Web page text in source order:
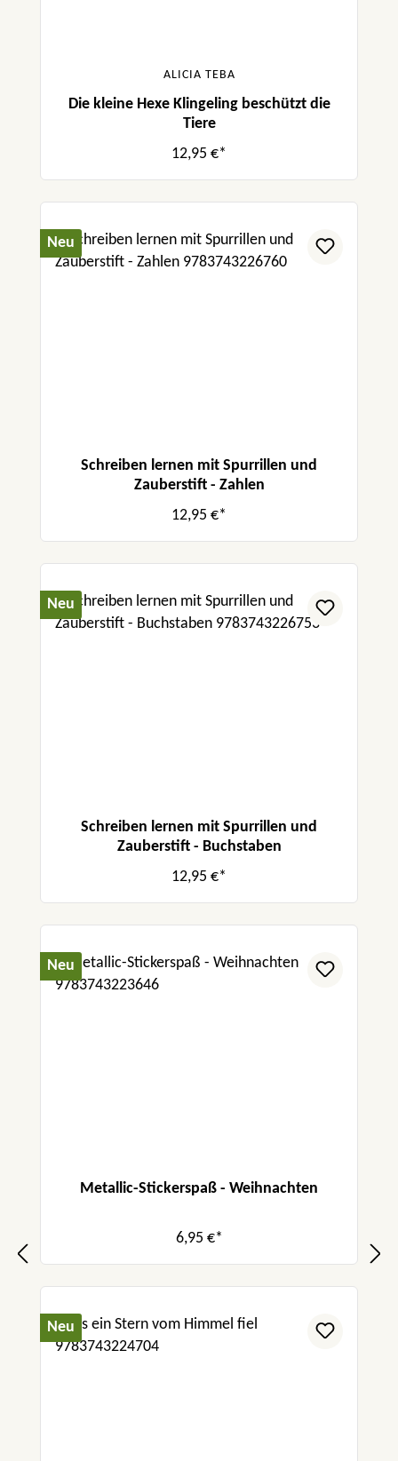
ALICIA TEBA
Die kleine Hexe Klingeling beschützt die
Tiere
12,95 €*
Neu
Schreiben lernen mit Spurrillen und
Zauberstift - Zahlen
12,95 €*
Neu
Schreiben lernen mit Spurrillen und
Zauberstift - Buchstaben
12,95 €*
Neu
Metallic-Stickerspaß - Weihnachten
6,95 €*
Neu